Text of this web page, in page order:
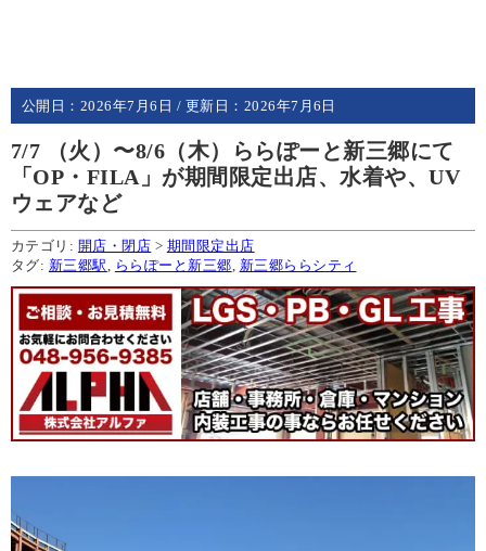
公開日： 2026年7月6日 / 更新日： 2026年7月6日
7/7 （火）〜8/6（木）ららぽーと新三郷にて
「OP・FILA」が期間限定出店、水着や、UV
ウェアなど
カテゴリ: 開店・閉店 > 期間限定出店
タグ: 新三郷駅, ららぽーと新三郷, 新三郷ららシティ